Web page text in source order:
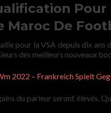
Pour
Maroc De
pour la VSA depuis dix
des meilleurs nouveaux
2022 – Frankreich Spielt
du parieur seront élevés.